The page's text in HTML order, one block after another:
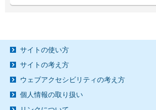
サイトの使い方
サイトの考え方
ウェブアクセシビリティの考え方
個人情報の取り扱い